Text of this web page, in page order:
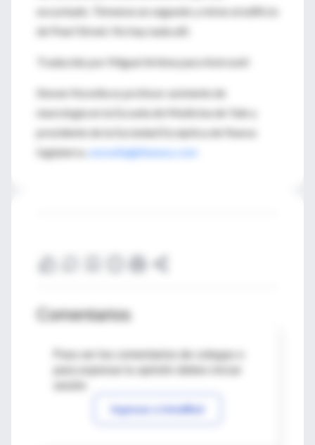
escuchado. Tómense un segundo y miren al edificio
de Pearl Street. No hay nada allí.
Traducido por Miguel Artime para Astroseti
Steven Novella es profesor asistente de
neurología en la Escuela de Medicina de Yale y
presidente de la Sociedad Escéptica de Nueva
Inglaterra.
snovella@theness.com
Comentarios
Para ver los comentarios de colegas o
Ingresar a IntraMed